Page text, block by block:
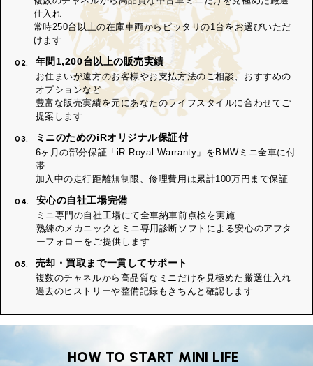
仕入れ
常時250台以上の在庫車両からピッタリの1台をお選びいただ
けます
02. 年間1,200台以上の販売実績
お住まいが遠方のお客様やお支払方法のご相談、おすすめの
オプションなど
豊富な販売実績を元にあなたのライフスタイルに合わせてご
提案します
03. ミニのためのiRオリジナル保証付
6ヶ月の部分保証「iR Royal Warranty」をBMWミニ全車に付
帯
加入中の走行距離無制限、修理費用は累計100万円まで保証
04. 安心の自社工場完備
ミニ専門の自社工場にて全車納車前点検を実施
熟練のメカニックとミニ専用診断ソフトによる安心のアフタ
ーフォローをご提供します
05. 売却・買取まで一貫してサポート
複数のチャネルから高品質なミニだけを見極めた厳選仕入れ
過去のヒストリーや整備記録もきちんと確認します
HOW TO START MINI LIFE